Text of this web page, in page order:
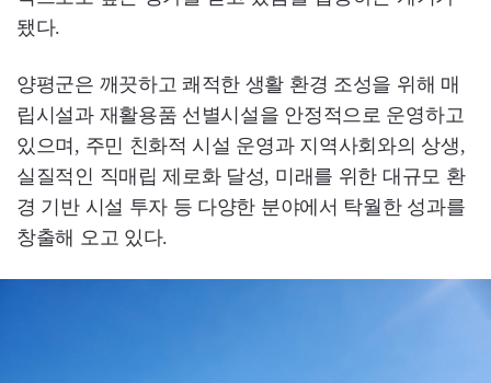
됐다.
양평군은 깨끗하고 쾌적한 생활 환경 조성을 위해 매
립시설과 재활용품 선별시설을 안정적으로 운영하고
있으며, 주민 친화적 시설 운영과 지역사회와의 상생,
실질적인 직매립 제로화 달성, 미래를 위한 대규모 환
경 기반 시설 투자 등 다양한 분야에서 탁월한 성과를
창출해 오고 있다.